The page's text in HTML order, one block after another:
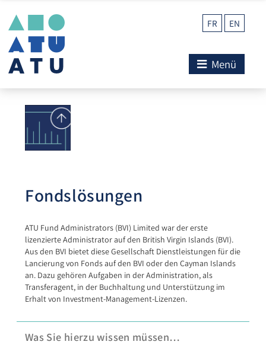
FR EN
Menü
Fondslösungen
ATU Fund Administrators (BVI) Limited war der erste
lizenzierte Administrator auf den British Virgin Islands (BVI).
Aus den BVI bietet diese Gesellschaft Dienstleistungen für die
Lancierung von Fonds auf den BVI oder den Cayman Islands
an. Dazu gehören Aufgaben in der Administration, als
Transferagent, in der Buchhaltung und Unterstützung im
Erhalt von Investment-Management-Lizenzen.
Was Sie hierzu wissen müssen…